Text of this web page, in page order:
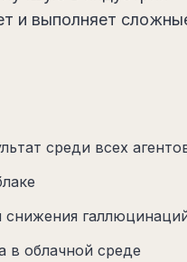
и выполняет
среди всех
снижения
в облачной среде